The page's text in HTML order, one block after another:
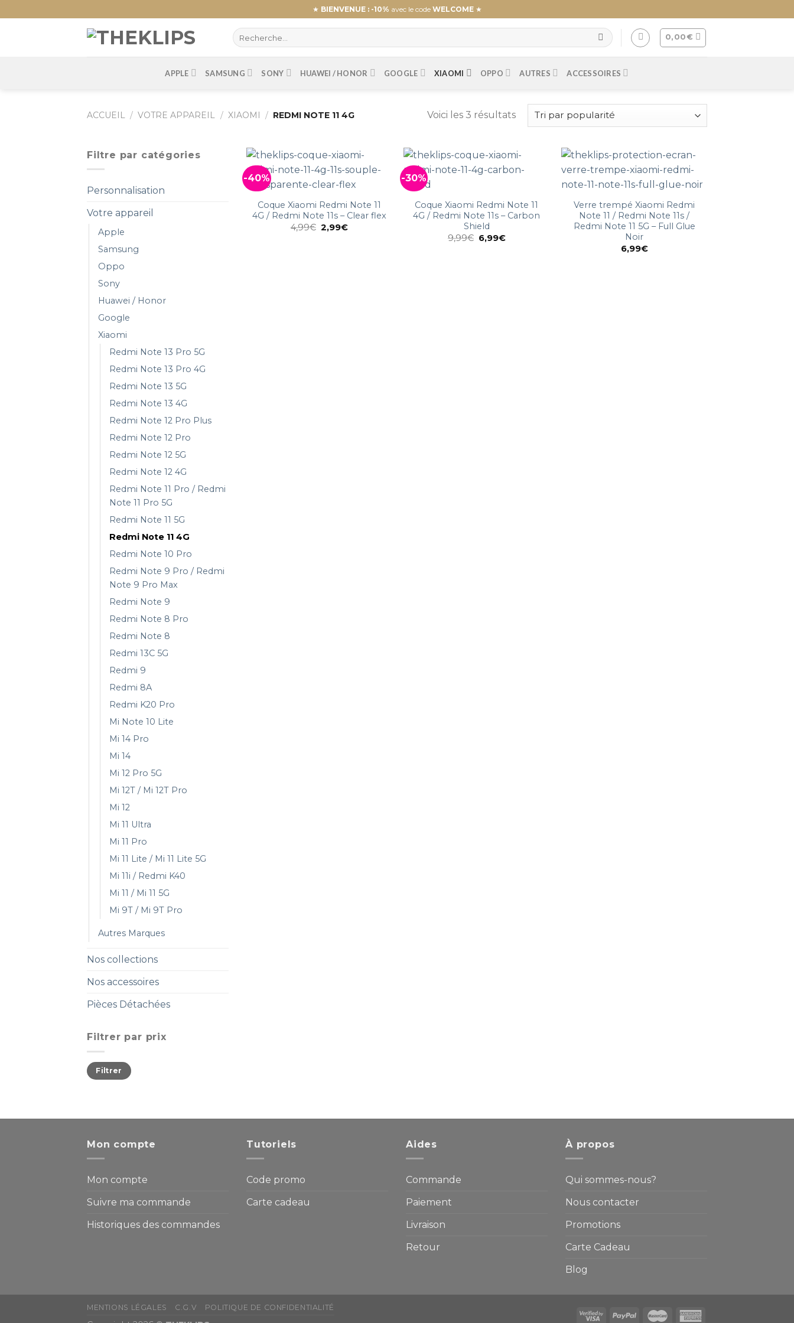
to
★ BIENVENUE : -10% avec le code WELCOME★
0,00€
APPLE SAMSUNG SONY HUAWEI / HONOR GOOGLE XIAOMI OPPO AUTRES ACCESSOIRES
ACCUEIL / VOTRE APPAREIL / XIAOMI / REDMI NOTE 11 4G Voici les 3 résultats
Filtre par catégories
Personnalisation
Votre appareil
Apple
Samsung
Oppo
Sony
Huawei / Honor
Google
Xiaomi
Redmi Note 13 Pro 5G
Redmi Note 13 Pro 4G
Redmi Note 13 5G
Redmi Note 13 4G
Redmi Note 12 Pro Plus
Redmi Note 12 Pro
Redmi Note 12 5G
Redmi Note 12 4G
Redmi Note 11 Pro / Redmi
Note 11 Pro 5G
Redmi Note 11 5G
Redmi Note 11 4G
Redmi Note 10 Pro
Redmi Note 9 Pro / Redmi
Note 9 Pro Max
Redmi Note 9
Redmi Note 8 Pro
Redmi Note 8
Redmi 13C 5G
Redmi 9
Redmi 8A
Redmi K20 Pro
Mi Note 10 Lite
Mi 14 Pro
Mi 14
Mi 12 Pro 5G
Mi 12T / Mi 12T Pro
Mi 12
Mi 11 Ultra
Mi 11 Pro
Mi 11 Lite / Mi 11 Lite 5G
Mi 11i / Redmi K40
Mi 11 / Mi 11 5G
Mi 9T / Mi 9T Pro
Autres Marques
Nos collections
Nos accessoires
Pièces Détachées
Filtrer par prix
Filtrer
-40%
Coque Xiaomi Redmi Note 11
4G / Redmi Note 11s – Clear flex
4,99€ 2,99€
-30%
Coque Xiaomi Redmi Note 11
4G / Redmi Note 11s – Carbon
Shield
9,99€ 6,99€
Verre trempé Xiaomi Redmi
Note 11 / Redmi Note 11s /
Redmi Note 11 5G – Full Glue
Noir
6,99€
Mon compte
Mon compte
Suivre ma commande
Historiques des commandes
Tutoriels
Code promo
Carte cadeau
Aides
Commande
Paiement
Livraison
Retour
À propos
Qui sommes-nous?
Nous contacter
Promotions
Carte Cadeau
Blog
MENTIONS LÉGALES C.G.V POLITIQUE DE CONFIDENTIALITÉ